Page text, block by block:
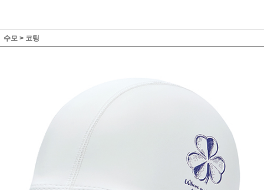
수모 > 코팅